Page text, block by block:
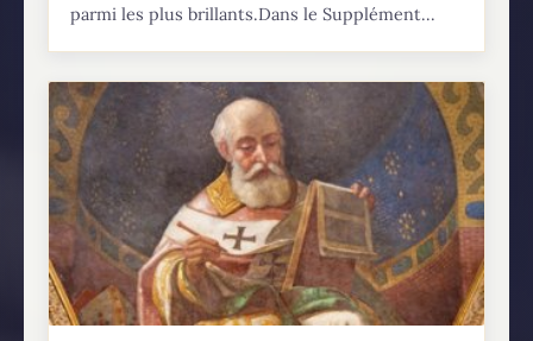
parmi les plus brillants.Dans le Supplément...